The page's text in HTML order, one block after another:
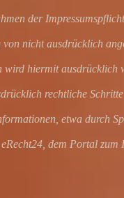
der
nicht ausdrücklich
wird hiermit ausdrücklich
rechtliche
etwa durch
dem Portal zum